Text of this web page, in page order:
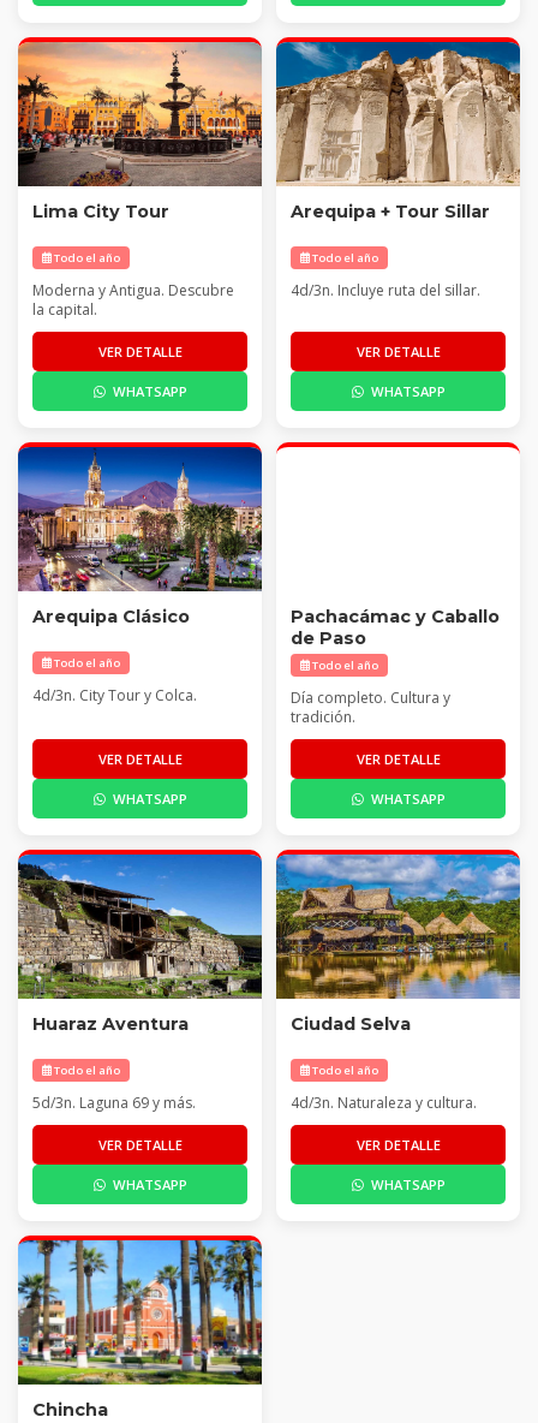
Lima City Tour
Todo el año
Moderna y Antigua. Descubre
la capital.
VER DETALLE
WHATSAPP
Arequipa + Tour Sillar
Todo el año
4d/3n. Incluye ruta del sillar.
VER DETALLE
WHATSAPP
Arequipa Clásico
Todo el año
4d/3n. City Tour y Colca.
VER DETALLE
WHATSAPP
Pachacámac y Caballo
de Paso
Todo el año
Día completo. Cultura y
tradición.
VER DETALLE
WHATSAPP
Huaraz Aventura
Todo el año
5d/3n. Laguna 69 y más.
VER DETALLE
WHATSAPP
Ciudad Selva
Todo el año
4d/3n. Naturaleza y cultura.
VER DETALLE
WHATSAPP
Chincha